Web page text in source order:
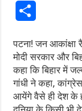
पटना! जन आकांक्षा
मोदी सरकार और
कहा कि बिहार में
गांधी ने कहा,
आयेंगे वैसे ही देश के